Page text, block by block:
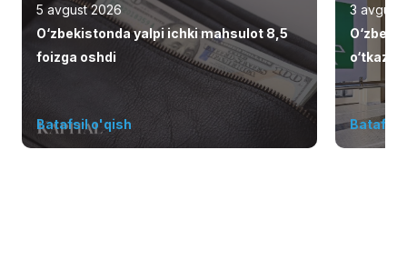
5 avgust 2026
O‘zbekistonda yalpi ichki mahsulot 8,5
foizga oshdi
Batafsil o'qish
3 avgust
Batafsil